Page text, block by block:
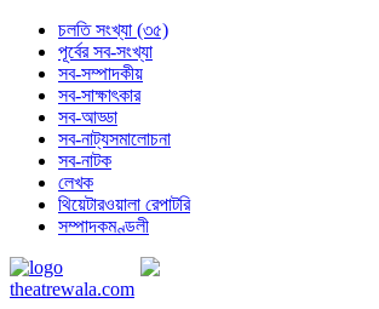
চলতি সংখ্যা (৩৫)
পূর্বের সব-সংখ্যা
সব-সম্পাদকীয়
সব-সাক্ষাৎকার
সব-আড্ডা
সব-নাট্যসমালোচনা
সব-নাটক
লেখক
থিয়েটারওয়ালা রেপাটরি
সম্পাদকমণ্ডলী